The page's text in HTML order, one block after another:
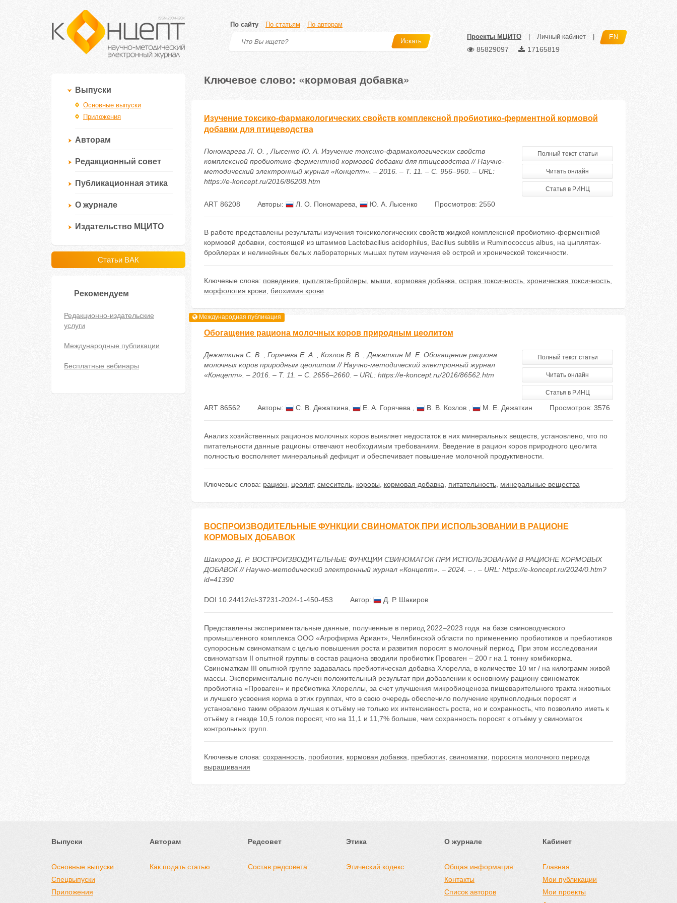
По сайту По статьям По авторам
Искать
Проекты МЦИТО Личный кабинет EN
85829097 17165819
Выпуски
Основные выпуски
Приложения
Авторам
Редакционный совет
Публикационная этика
О журнале
Издательство МЦИТО
Статьи ВАК
Рекомендуем
Редакционно-издательские
услуги
Международные публикации
Бесплатные вебинары
Ключевое слово: «кормовая добавка»
Изучение токсико-фармакологических свойств комплексной пробиотико-ферментной кормовой
добавки для птицеводства
Пономарева Л. О. , Лысенко Ю. А. Изучение токсико-фармакологических свойств
комплексной пробиотико-ферментной кормовой добавки для птицеводства // Научно-
методический электронный журнал «Концепт». – 2016. – Т. 11. – С. 956–960. – URL:
https://e-koncept.ru/2016/86208.htm
Полный текст статьи
Читать онлайн
Статья в РИНЦ
ART 86208 Авторы: Л. О. Пономарева Ю. А. Лысенко Просмотров: 2550
В работе представлены результаты изучения токсикологических свойств жидкой комплексной пробиотико-ферментной
кормовой добавки, состоящей из штаммов Lactobacillus acidophilus, Bacillus subtilis и Ruminococcus albus, на цыплятах-
бройлерах и нелинейных белых лабораторных мышах путем изучения её острой и хронической токсичности.
Ключевые слова: поведение цыплята-бройлеры мыши кормовая добавка острая токсичность, хроническая токсичность,
морфология крови биохимия крови
Международная публикация
Обогащение рациона молочных коров природным цеолитом
Дежаткина С. В. , Горячева Е. А. , Козлов В. В. , Дежаткин М. Е. Обогащение рациона
молочных коров природным цеолитом // Научно-методический электронный журнал
«Концепт». – 2016. – Т. 11. – С. 2656–2660. – URL: https://e-koncept.ru/2016/86562.htm
Полный текст статьи
Читать онлайн
Статья в РИНЦ
ART 86562 Авторы: С. В. Дежаткина Е. А. Горячева В. В. Козлов М. Е. Дежаткин Просмотров: 3576
Анализ хозяйственных рационов молочных коров выявляет недостаток в них минеральных веществ, установлено, что по
питательности данные рационы отвечают необходимым требованиям. Введение в рацион коров природного цеолита
полностью восполняет минеральный дефицит и обеспечивает повышение молочной продуктивности.
Ключевые слова: рацион цеолит, смеситель, коровы кормовая добавка питательность, минеральные вещества
ВОСПРОИЗВОДИТЕЛЬНЫЕ ФУНКЦИИ СВИНОМАТОК ПРИ ИСПОЛЬЗОВАНИИ В РАЦИОНЕ
КОРМОВЫХ ДОБАВОК
Шакиров Д. Р. ВОСПРОИЗВОДИТЕЛЬНЫЕ ФУНКЦИИ СВИНОМАТОК ПРИ ИСПОЛЬЗОВАНИИ В РАЦИОНЕ КОРМОВЫХ
ДОБАВОК // Научно-методический электронный журнал «Концепт». – 2024. – . – URL: https://e-koncept.ru/2024/0.htm?
id=41390
DOI 10.24412/cl-37231-2024-1-450-453 Автор: Д. Р. Шакиров
Представлены экспериментальные данные, полученные в период 2022–2023 года на базе свиноводческого
промышленного комплекса ООО «Агрофирма Ариант», Челябинской области по применению пробиотиков и пребиотиков
супоросным свиноматкам с целью повышения роста и развития поросят в молочный период. При этом исследовании
свиноматкам II опытной группы в состав рациона вводили пробиотик Проваген – 200 г на 1 тонну комбикорма.
Свиноматкам III опытной группе задавалась пребиотическая добавка Хлорелла, в количестве 10 мг / на килограмм живой
массы. Экспериментально получен положительный результат при добавлении к основному рациону свиноматок
пробиотика «Проваген» и пребиотика Хлореллы, за счет улучшения микробиоценоза пищеварительного тракта животных
и лучшего усвоения корма в этих группах, что в свою очередь обеспечило получение крупноплодных поросят и
установлено таким образом лучшая к отъёму не только их интенсивность роста, но и сохранность, что позволило иметь к
отъёму в гнезде 10,5 голов поросят, что на 11,1 и 11,7% больше, чем сохранность поросят к отъёму у свиноматок
контрольных групп.
Ключевые слова: сохранность, пробиотик, кормовая добавка пребиотик, свиноматки
поросята молочного периода
выращивания
Выпуски
Основные выпуски
Спецвыпуски
Приложения
Авторам
Как подать статью
Редсовет
Состав редсовета
Этика
Этический кодекс
О журнале
Общая информация
Контакты
Список авторов
Кабинет
Главная
Мои публикации
Мои проекты